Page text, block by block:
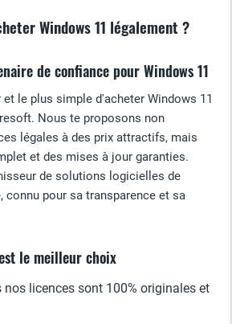
Windows 11 légalement ?
de confiance pour Windows 11
le plus simple d'acheter Windows 11
Nous te proposons non
légales à des prix attractifs, mais
et des mises à jour garanties.
de solutions logicielles de
connu pour sa transparence et sa
le meilleur choix
nos licences sont 100% originales et